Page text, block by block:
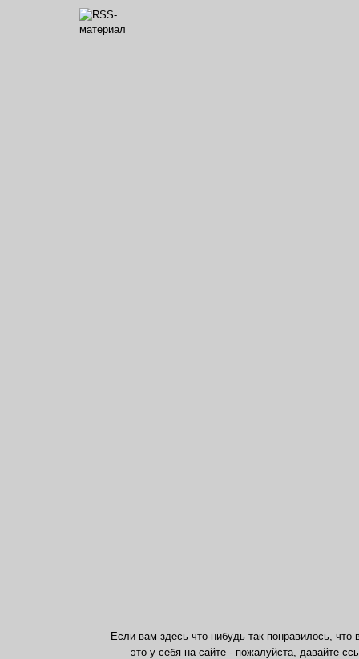
Если вам здесь что-нибудь так понравилось, что
это у себя на сайте - пожалуйста, давайте